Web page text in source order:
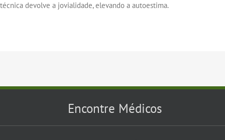
técnica devolve a jovialidade, elevando a autoestima.
Encontre Médicos